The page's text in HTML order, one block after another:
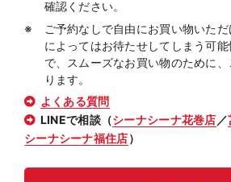
確認ください。
ご予約なしで自由にお買い物いた
によってはお待たせしてしまう可
で、スムーズなお買い物のために
ります。
よくある質問
LINEで相談（シーナシーナ花巻店 ／
シーナシーナ福住店）